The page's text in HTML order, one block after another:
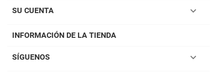
SU CUENTA 
INFORMACIÓN DE LA TIENDA
SÍGUENOS 